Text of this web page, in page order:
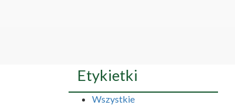
Etykietki
Wszystkie